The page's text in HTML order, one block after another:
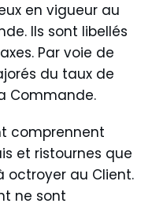
en vigueur au
Ils sont libellés
Par voie de
du taux de
Commande.
comprennent
et ristournes que
octroyer au Client.
ne sont